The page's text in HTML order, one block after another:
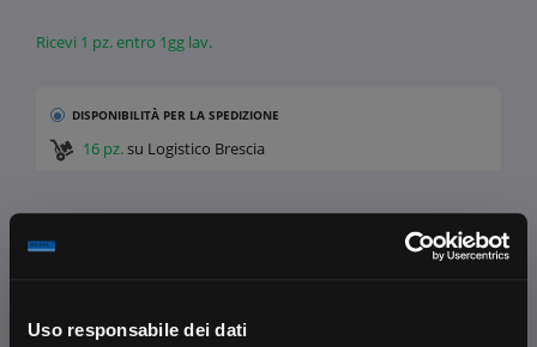
Uso responsabile dei dati
Ricevi 1 pz. entro 1gg lav.
DISPONIBILITÀ PER LA SPEDIZIONE
16 pz.su Logistico Brescia